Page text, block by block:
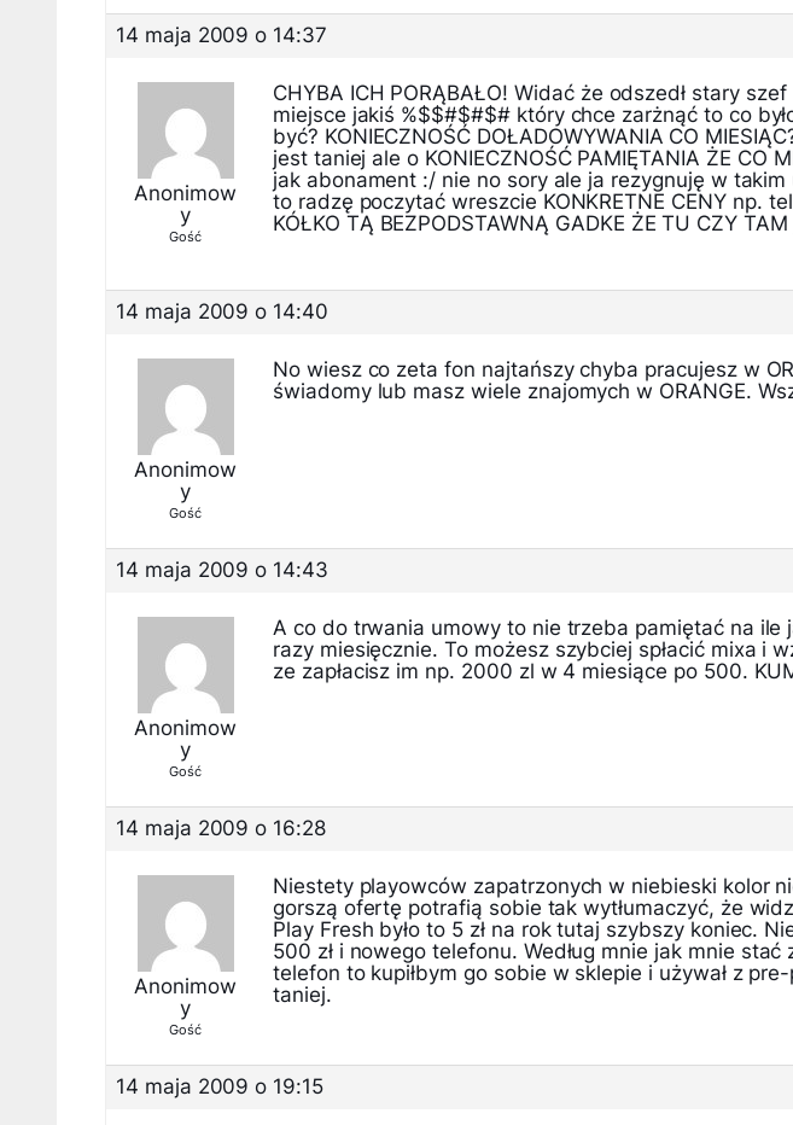
14 maja 2009 o 14:37
Anonimow
y
Gość
CHYBA ICH PORĄBAŁO! Widać że odszedł stary
miejsce jakiś %$$#$#$# który chce zarżnąć to co
być? KONIECZNOŚĆ DOŁADOWYWANIA CO
jest taniej ale o KONIECZNOŚĆ PAMIĘTANIA ŻE CO
jak abonament :/ nie no sory ale ja rezygnuję w takim
to radzę poczytać wreszcie KONKRETNE CENY np.
KÓŁKO TĄ BEZPODSTAWNĄ GADKE ŻE TU CZY
14 maja 2009 o 14:40
Anonimow
y
Gość
No wiesz co zeta fon najtańszy chyba pracujesz w
świadomy lub masz wiele znajomych w ORANGE.
14 maja 2009 o 14:43
Anonimow
y
Gość
A co do trwania umowy to nie trzeba pamiętać na ile
razy miesięcznie. To możesz szybciej spłacić mixa i
ze zapłacisz im np. 2000 zl w 4 miesiące po 500.
14 maja 2009 o 16:28
Anonimow
y
Gość
Niestety playowców zapatrzonych w niebieski kolor
gorszą ofertę potrafią sobie tak wytłumaczyć, że
Play Fresh było to 5 zł na rok tutaj szybszy koniec.
500 zł i nowego telefonu. Według mnie jak mnie stać
telefon to kupiłbym go sobie w sklepie i używał z
taniej.
14 maja 2009 o 19:15